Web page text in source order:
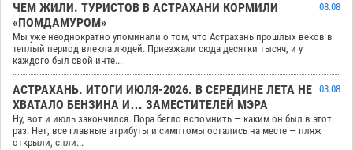
ЧЕМ ЖИЛИ. ТУРИСТОВ В АСТРАХАНИ КОРМИЛИ
«ПОМДАМУРОМ»
08.08
Мы уже неоднократно упоминали о том, что Астрахань прошлых веков в
теплый период влекла людей. Приезжали сюда десятки тысяч, и у
каждого был свой инте...
АСТРАХАНЬ. ИТОГИ ИЮЛЯ-2026. В СЕРЕДИНЕ ЛЕТА НЕ
ХВАТАЛО БЕНЗИНА И… ЗАМЕСТИТЕЛЕЙ МЭРА
03.08
Ну, вот и июль закончился. Пора бегло вспомнить — каким он был в этот
раз. Нет, все главные атрибуты и симптомы остались на месте — пляж
открыли, спли...